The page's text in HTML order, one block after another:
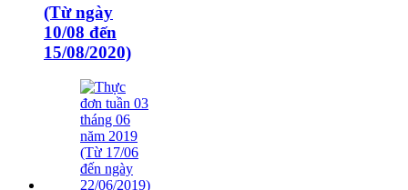
(Từ ngày
10/08 đến
15/08/2020)